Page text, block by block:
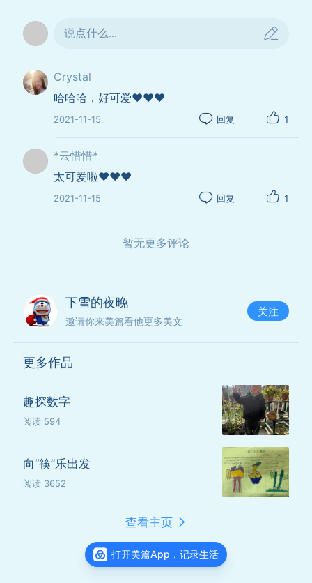
有模有样的给小朋友盖被子陪小朋友睡觉
说点什么...
Crystal
哈哈哈，好可爱❤️❤️❤️
2021-11-15 回复 1
*云惜惜*
太可爱啦❤️❤️❤️
2021-11-15 回复 1
暂无更多评论
下雪的夜晚
邀请你来美篇看他更多美文
关注
更多作品
趣探数字
阅读 594
向“筷”乐出发
阅读 3652
查看主页
打开美篇App，记录生活